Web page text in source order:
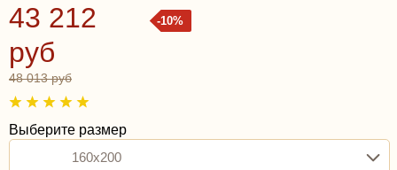
-10%
43 212
руб
48 013 руб
Выберите размер
160x200